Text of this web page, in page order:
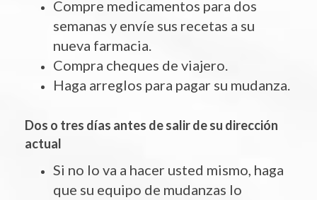
Compre medicamentos para dos
semanas y envíe sus recetas a su
nueva farmacia.
Compra cheques de viajero.
Haga arreglos para pagar su mudanza.
Dos o tres días antes de salir de su dirección
actual
Si no lo va a hacer usted mismo, haga
que su equipo de mudanzas lo